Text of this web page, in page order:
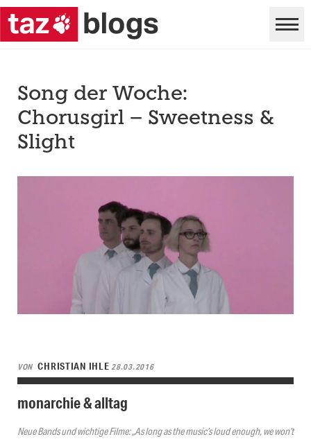
Song der Woche:
Chorusgirl – Sweetness &
Slight
VON CHRISTIAN IHLE28.03.2016
monarchie & alltag
Neue Bands und wichtige Filme: „As long as the music’s loud enough, we won’t